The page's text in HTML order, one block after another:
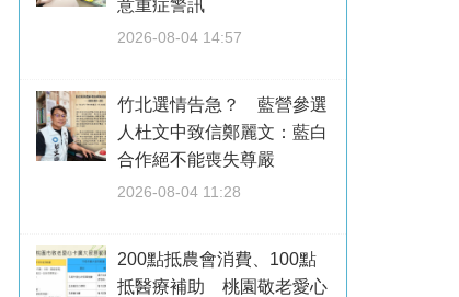
意重症警訊
2026-08-04 14:57
竹北選情告急？ 藍營參選
人杜文中致信鄭麗文：藍白
合作絕不能喪失尊嚴
2026-08-04 11:28
200點抵農會消費、100點
抵醫療補助 桃園敬老愛心